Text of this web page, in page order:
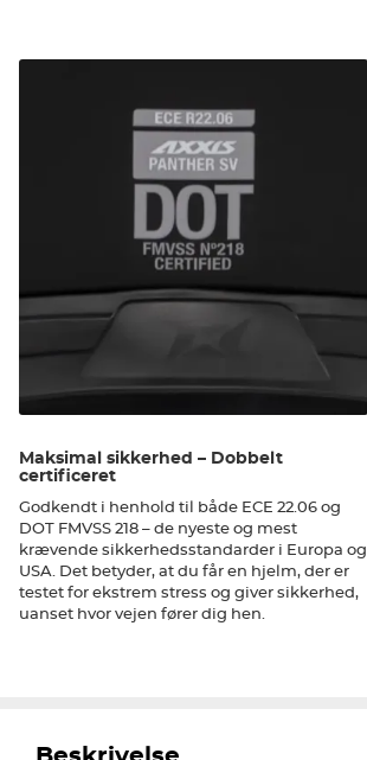
Maksimal sikkerhed – Dobbelt
certificeret
Godkendt i henhold til både ECE 22.06 og
DOT FMVSS 218 – de nyeste og mest
krævende sikkerhedsstandarder i Europa og
USA. Det betyder, at du får en hjelm, der er
testet for ekstrem stress og giver sikkerhed,
uanset hvor vejen fører dig hen.